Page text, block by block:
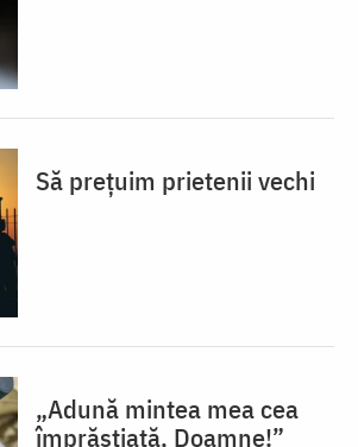
Să prețuim prietenii vechi
„Adună mintea mea cea
împrăștiată, Doamne!”